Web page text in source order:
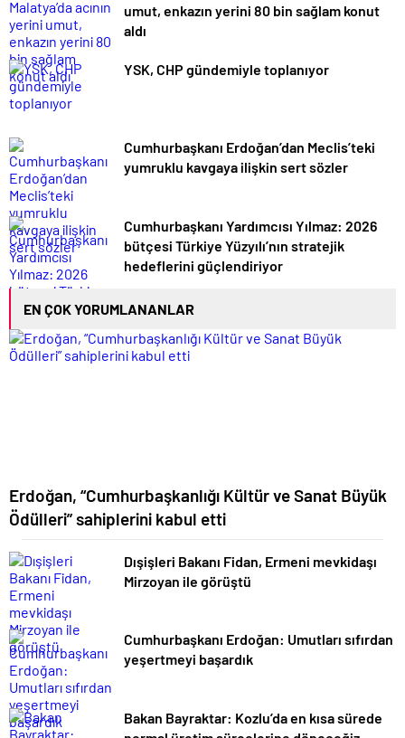
umut, enkazın yerini 80 bin sağlam konut
aldı
YSK, CHP gündemiyle toplanıyor
Cumhurbaşkanı Erdoğan’dan Meclis’teki
yumruklu kavgaya ilişkin sert sözler
Cumhurbaşkanı Yardımcısı Yılmaz: 2026
bütçesi Türkiye Yüzyılı’nın stratejik
hedeflerini güçlendiriyor
EN ÇOK YORUMLANANLAR
Erdoğan, “Cumhurbaşkanlığı Kültür ve Sanat Büyük
Ödülleri” sahiplerini kabul etti
Dışişleri Bakanı Fidan, Ermeni mevkidaşı
Mirzoyan ile görüştü
Cumhurbaşkanı Erdoğan: Umutları sıfırdan
yeşertmeyi başardık
Bakan Bayraktar: Kozlu’da en kısa sürede